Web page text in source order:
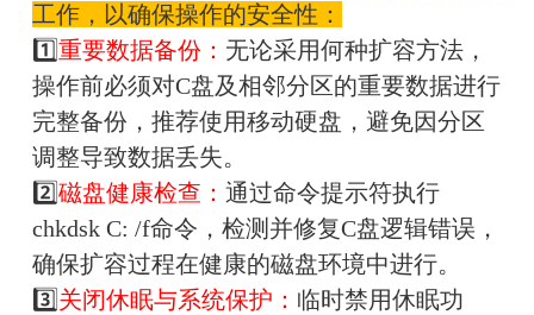
工作，以确保操作的安全性：
1️⃣重要数据备份： 无论采用何种扩容方法，
操作前必须对C盘及相邻分区的重要数据进行
完整备份，推荐使用移动硬盘，避免因分区
调整导致数据丢失。
2️⃣磁盘健康检查： 通过命令提示符执行
chkdsk C: /f命令，检测并修复C盘逻辑错误，
确保扩容过程在健康的磁盘环境中进行。
3️⃣关闭休眠与系统保护： 临时禁用休眠功